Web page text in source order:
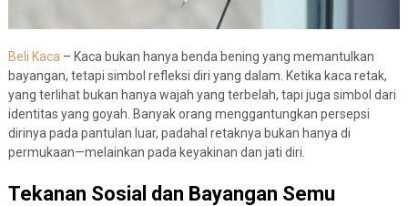
Beli Kaca – Kaca bukan hanya benda bening yang memantulkan
bayangan, tetapi simbol refleksi diri yang dalam. Ketika kaca retak,
yang terlihat bukan hanya wajah yang terbelah, tapi juga simbol dari
identitas yang goyah. Banyak orang menggantungkan persepsi
dirinya pada pantulan luar, padahal retaknya bukan hanya di
permukaan—melainkan pada keyakinan dan jati diri.
Tekanan Sosial dan Bayangan Semu